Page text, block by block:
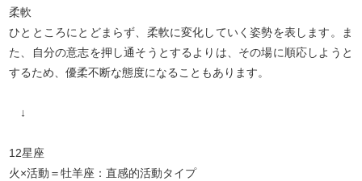
柔軟
ひとところにとどまらず、柔軟に変化していく姿勢を表します。ま
た、自分の意志を押し通そうとするよりは、その場に順応しようと
するため、優柔不断な態度になることもあります。
↓
12星座
火×活動＝牡羊座：直感的活動タイプ